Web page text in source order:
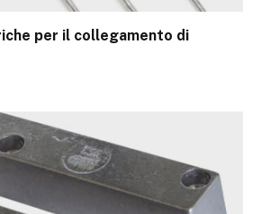
per il collegamento di